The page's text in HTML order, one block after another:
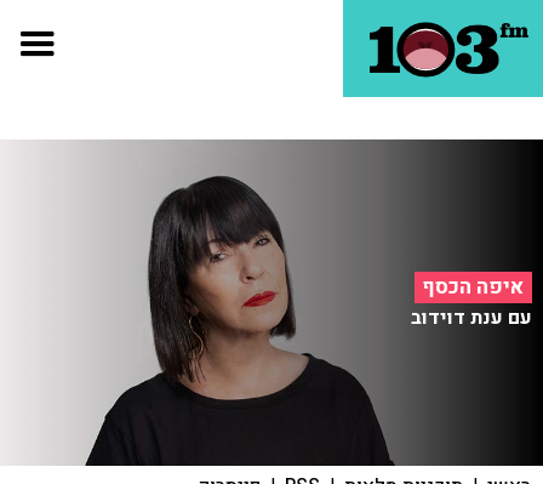
איפה הכסף
עם ענת דוידוב